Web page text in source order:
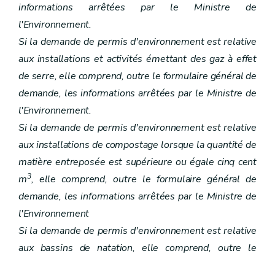
informations arrêtées par le Ministre de
l'Environnement.
Si la demande de permis d'environnement est relative
aux installations et activités émettant des gaz à effet
de serre, elle comprend, outre le formulaire général de
demande, les informations arrêtées par le Ministre de
l'Environnement.
Si la demande de permis d'environnement est relative
aux installations de compostage lorsque la quantité de
matière entreposée est supérieure ou égale cinq cent
m3, elle comprend, outre le formulaire général de
demande, les informations arrêtées par le Ministre de
l'Environnement
Si la demande de permis d'environnement est relative
aux bassins de natation, elle comprend, outre le